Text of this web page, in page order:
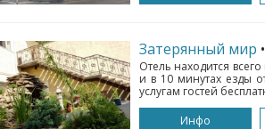
Затерянный мир
Отель находится
и в 10 минутах езды
услугам гостей
Инфо